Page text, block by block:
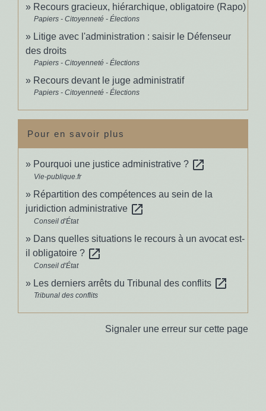
Recours gracieux, hiérarchique, obligatoire (Rapo)
Papiers - Citoyenneté - Élections
Litige avec l'administration : saisir le Défenseur
des droits
Papiers - Citoyenneté - Élections
Recours devant le juge administratif
Papiers - Citoyenneté - Élections
Pour en savoir plus
Pourquoi une justice administrative ? open_in_new
Vie-publique.fr
Répartition des compétences au sein de la
juridiction administrative open_in_new
Conseil d'État
Dans quelles situations le recours à un avocat est-
il obligatoire ? open_in_new
Conseil d'État
Les derniers arrêts du Tribunal des conflits open_in_new
Tribunal des conflits
Signaler une erreur sur cette page